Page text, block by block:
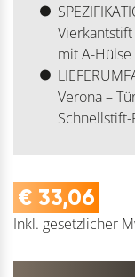
Vierkantstift
mit A-
Verona –
Schnellstift-
€ 33,06
Inkl. gesetzlicher